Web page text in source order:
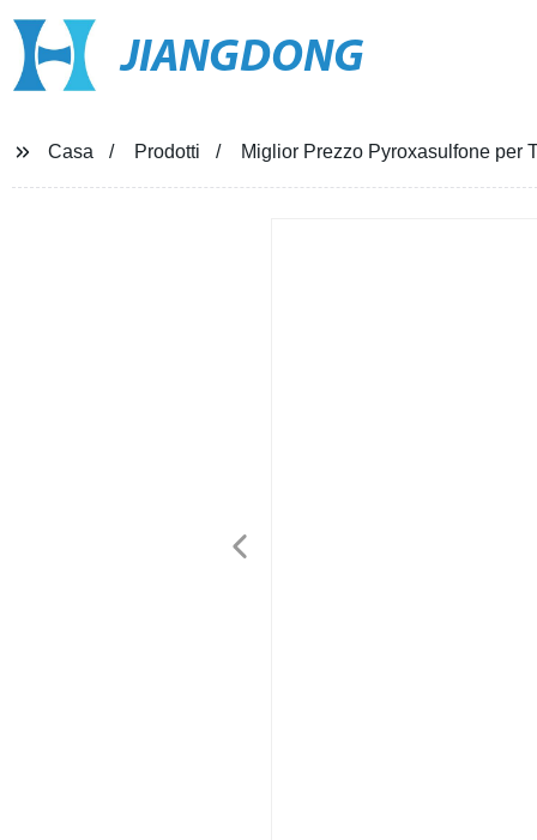
JIANGDONG
Casa Prodotti Miglior Prezzo Pyroxasulfone per